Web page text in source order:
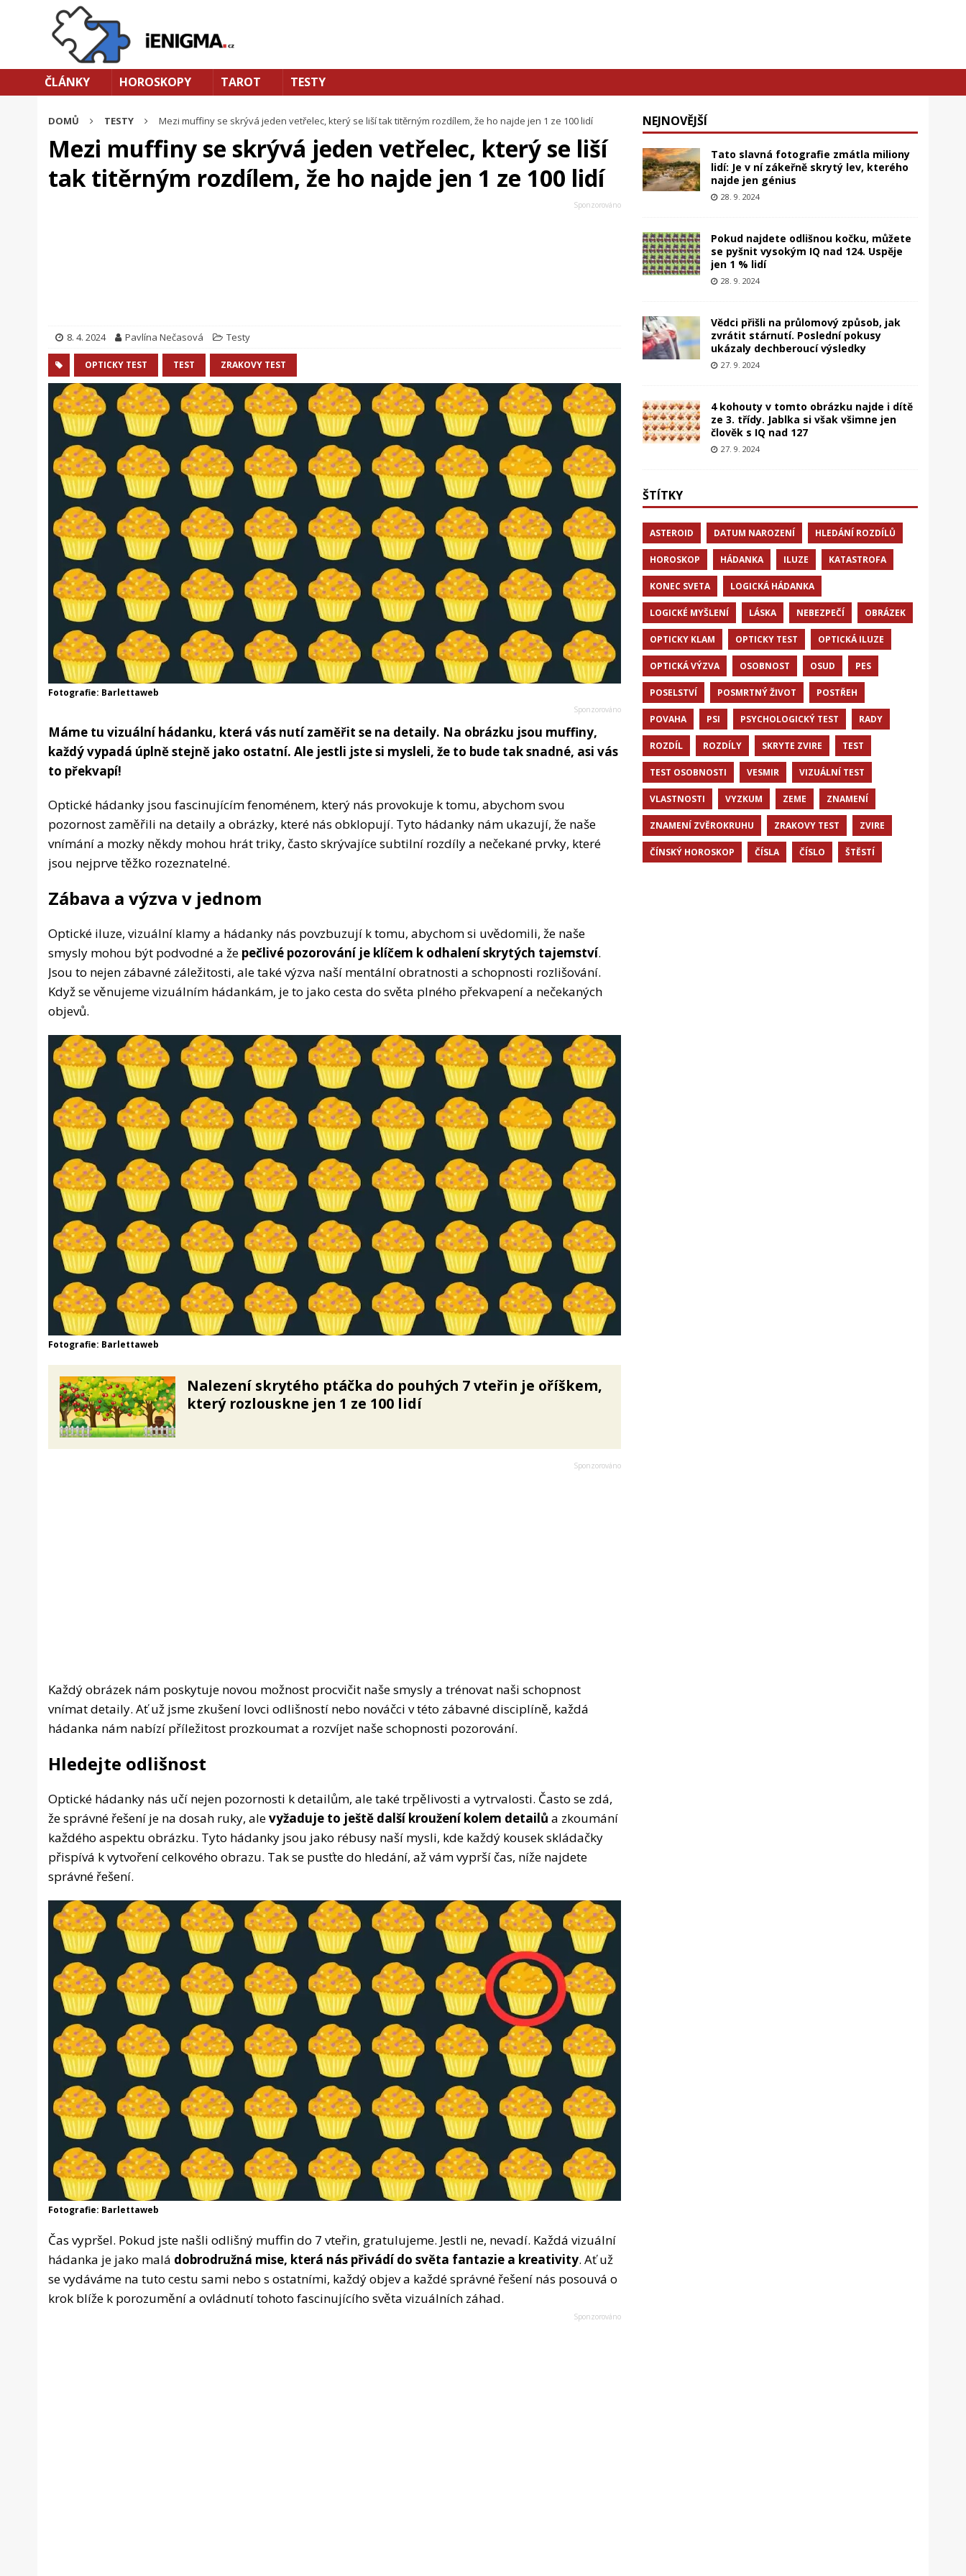
ČLÁNKY HOROSKOPY TAROT TESTY
DOMŮ TESTY Mezi muffiny se skrývá jeden vetřelec, který se liší tak titěrným rozdílem, že ho najde jen 1 ze 100 lidí
Mezi muffiny se skrývá jeden vetřelec, který se liší
tak titěrným rozdílem, že ho najde jen 1 ze 100 lidí
8. 4. 2024 Pavlína Nečasová Testy
OPTICKY TEST TEST ZRAKOVY TEST
Fotografie: Barlettaweb
Máme tu vizuální hádanku, která vás nutí zaměřit se na detaily. Na obrázku jsou muffiny,
každý vypadá úplně stejně jako ostatní. Ale jestli jste si mysleli, že to bude tak snadné, asi vás
to překvapí!
Optické hádanky jsou fascinujícím fenoménem, který nás provokuje k tomu, abychom svou
pozornost zaměřili na detaily a obrázky, které nás obklopují. Tyto hádanky nám ukazují, že naše
vnímání a mozky někdy mohou hrát triky, často skrývajíce subtilní rozdíly a nečekané prvky, které
jsou nejprve těžko rozeznatelné.
Zábava a výzva v jednom
Optické iluze, vizuální klamy a hádanky nás povzbuzují k tomu, abychom si uvědomili, že naše
smysly mohou být podvodné a že pečlivé pozorování je klíčem k odhalení skrytých tajemství.
Jsou to nejen zábavné záležitosti, ale také výzva naší mentální obratnosti a schopnosti rozlišování.
Když se věnujeme vizuálním hádankám, je to jako cesta do světa plného překvapení a nečekaných
objevů.
Fotografie: Barlettaweb
Nalezení skrytého ptáčka do pouhých 7 vteřin je oříškem,
který rozlouskne jen 1 ze 100 lidí
Každý obrázek nám poskytuje novou možnost procvičit naše smysly a trénovat naši schopnost
vnímat detaily. Ať už jsme zkušení lovci odlišností nebo nováčci v této zábavné disciplíně, každá
hádanka nám nabízí příležitost prozkoumat a rozvíjet naše schopnosti pozorování.
Hledejte odlišnost
Optické hádanky nás učí nejen pozornosti k detailům, ale také trpělivosti a vytrvalosti. Často se zdá,
že správné řešení je na dosah ruky, alevyžaduje to ještě další kroužení kolem detailů a zkoumání
každého aspektu obrázku. Tyto hádanky jsou jako rébusy naší mysli, kde každý kousek skládačky
přispívá k vytvoření celkového obrazu. Tak se pusťte do hledání, až vám vyprší čas, níže najdete
správné řešení.
Fotografie: Barlettaweb
Čas vypršel. Pokud jste našli odlišný muffin do 7 vteřin, gratulujeme. Jestli ne, nevadí. Každá vizuální
hádanka je jako malá dobrodružná mise, která nás přivádí do světa fantazie a kreativity. Ať už
se vydáváme na tuto cestu sami nebo s ostatními, každý objev a každé správné řešení nás posouvá o
krok blíže k porozumění a ovládnutí tohoto fascinujícího světa vizuálních záhad.
NEJNOVĚJŠÍ
Tato slavná fotografie zmátla miliony
lidí: Je v ní zákeřně skrytý lev, kterého
najde jen génius
28. 9. 2024
Pokud najdete odlišnou kočku, můžete
se pyšnit vysokým IQ nad 124. Uspěje
jen 1 % lidí
28. 9. 2024
Vědci přišli na průlomový způsob, jak
zvrátit stárnutí. Poslední pokusy
ukázaly dechberoucí výsledky
27. 9. 2024
4 kohouty v tomto obrázku najde i dítě
ze 3. třídy. Jablka si však všimne jen
člověk s IQ nad 127
27. 9. 2024
ŠTÍTKY
ASTEROID DATUM NAROZENÍ HLEDÁNÍ ROZDÍLŮ
HOROSKOP HÁDANKA ILUZE KATASTROFA
KONEC SVETA LOGICKÁ HÁDANKA
LOGICKÉ MYŠLENÍ LÁSKA NEBEZPEČÍ OBRÁZEK
OPTICKY KLAM OPTICKY TEST OPTICKÁ ILUZE
OPTICKÁ VÝZVA OSOBNOST OSUD PES
POSELSTVÍ POSMRTNÝ ŽIVOT POSTŘEH
POVAHA PSI PSYCHOLOGICKÝ TEST RADY
ROZDÍL ROZDÍLY SKRYTE ZVIRE TEST
TEST OSOBNOSTI VESMIR VIZUÁLNÍ TEST
VLASTNOSTI VYZKUM ZEME ZNAMENÍ
ZNAMENÍ ZVĚROKRUHU ZRAKOVY TEST ZVIRE
ČÍNSKÝ HOROSKOP ČÍSLA ČÍSLO ŠTĚSTÍ